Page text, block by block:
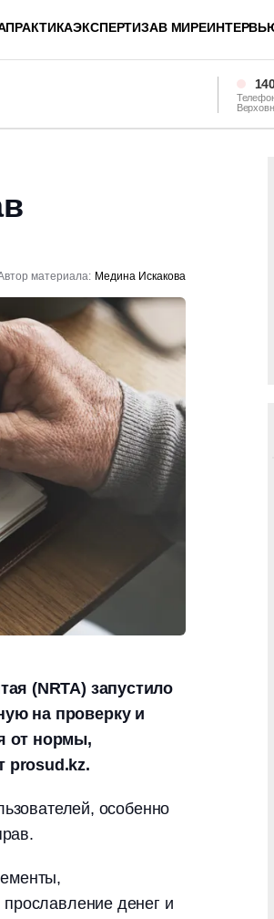
ПРАКТИКАЭКСПЕРТИЗАВ МИРЕ
материала: Медина Искакова
(NRTA) запустило
на проверку и
от нормы,
prosud.kz.
особенно
денег и